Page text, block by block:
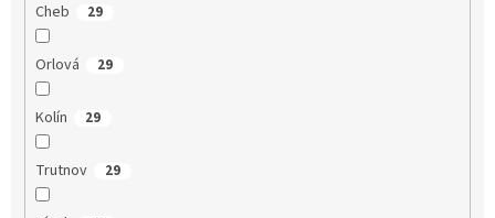
Cheb 29
Orlová 29
Kolín 29
Trutnov 29